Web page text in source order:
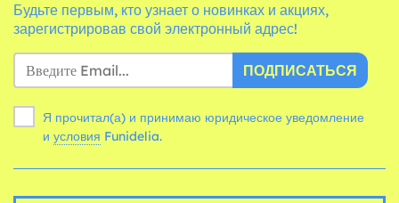
Будьте первым, кто узнает о новинках и акциях,
зарегистрировав свой электронный адрес!
ПОДПИСАТЬСЯ
Я прочитал(а) и принимаю юридическое уведомление
и условия Funidelia.